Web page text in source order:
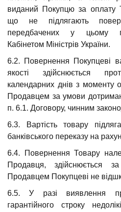
виданий Покупцю за оплату
що не підлягають
передбачених у цьому
Кабінетом Міністрів України.
6.2. Повернення Покупцеві
якості здійснюється
календарних днів з моменту
Продавцем за умови
п. 6.1. Договору, чинним
6.3. Вартість товару
банківського переказу на
6.4. Повернення Товару
Продавця, здійснюється
Продавцем Покупцеві не
6.5. У разі виявлення
гарантійного строку